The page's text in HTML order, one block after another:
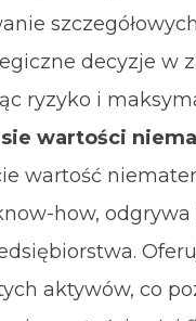
decyzje w
ryzyko i
wartości
wartość
how,
aktywów, co